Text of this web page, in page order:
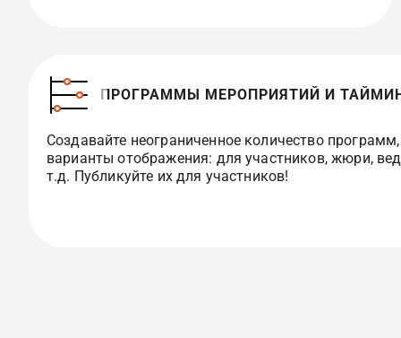
ПРОГРАММЫ МЕРОПРИЯТИЙ И
Создавайте неограниченное количество
варианты отображения: для участников, жюри,
т.д. Публикуйте их для участников!